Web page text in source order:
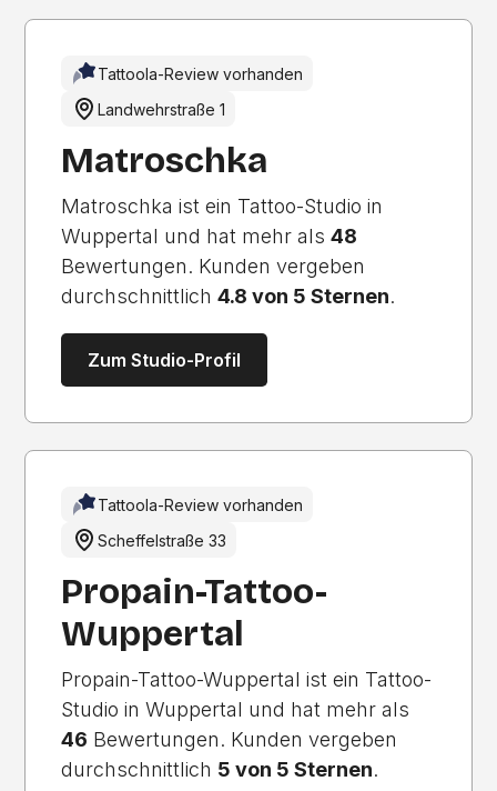
Tattoola-Review vorhanden
Landwehrstraße 1
Matroschka
Matroschka ist ein Tattoo-Studio in
Wuppertal und hat mehr als48
Bewertungen. Kunden vergeben
durchschnittlich4.8 von 5 Sternen.
Zum Studio-Profil
Tattoola-Review vorhanden
Scheffelstraße 33
Propain-Tattoo-
Wuppertal
Propain-Tattoo-Wuppertal ist ein Tattoo-
Studio in Wuppertal und hat mehr als
46 Bewertungen. Kunden vergeben
durchschnittlich 5 von 5 Sternen.